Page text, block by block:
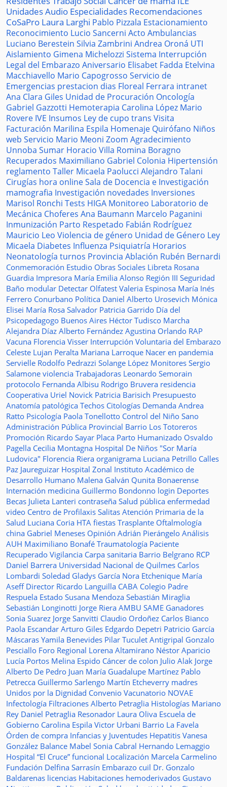
UnidadesAudio Especialidades Recomendaciones
CoSaPro Laura Larghi Pablo Pizzala Estacionamiento
Reconocimiento Lucio Sancerni Acto Ambulancias
Luciano Berestein Silvia Zambrini Andrea Oroná UTI
Aislamiento Gimena Michelozzi Sistema Interrupción
Legal del Embarazo Aniversario Elisabet Fadda Etelvina
Macchiavello Mario Capogrosso Servicio de
Emergencias prestacion dias Floreal Ferrara intranet
Ana Clara Giles Unidad de Procuración Oncología
Gabriel Gazzotti Hemoterapia Carolina López Mario
Rovere IVE Insumos Ley de cupo trans Visita
Facturación Marilina Espila Homenaje Quirófano Niños
web Servicio Mario Meoni Zoom Agradecimiento
Unnoba Sumar Horacio Villa Romina Boragno
Recuperados Maximiliano Gabriel Colonia Hipertensión
reglamento Taller Micaela Paolucci Alejandro Talani
Cirugías hora onlineSala de Docencia e Investigación
mamografia Investigación novedades Inversiones
Marisol Ronchi Tests HIGA Monitoreo Laboratorio de
Mecánica Choferes Ana Baumann Marcelo Paganini
Inmunización Parto Respetado Fabián Rodríguez
Mauricio Leo Violencia de género Unidad de Género Ley
Micaela Diabetes Influenza Psiquiatría Horarios
Neonatología turnos Provincia Ablación Rubén Bernardi
Conmemoración Estudio Obras Sociales Libreta Rosana
Guardia Impresora María Emilia Alonso Región III Seguridad
Baño modular Detectar Olfatest Valeria Espinosa María Inés
Ferrero Conurbano Política Daniel Alberto Urosevich Mónica
Elisei María Rosa Salvador Patricia Garrido Día del
Psicopedagogo Buenos Aires Héctor Tudisco Marcha
Alejandra Díaz Alberto Fernández Agustina Orlando RAP
Vacuna Florencia Visser Interrupción Voluntaria del Embarazo
Celeste Lujan Peralta Mariana Larroque Nacer en pandemia
Servielle Rodolfo Pedrazzi Solange López Monitores Sergio
Salamone violencia Trabajadoras Leonardo Semorain
protocolo Fernanda Albisu Rodrigo Bruvera residencia
Cooperativa Uriel Novick Patricia Barisich Presupuesto
Anatomía patológica Techos Citologías Demanda Andrea
Ratto Psicología Paola Tonellotto Control del Niño Sano
Administración Pública Provincial Barrio Los Totoreros
Promoción Ricardo Sayar Placa Parto Humanizado Osvaldo
Pagella Cecilia Montagna Hospital De Niños "Sor María
Ludovica" Florencia Riera organigrama Luciana Petrillo Calles
Paz Jaureguizar Hospital Zonal Instituto Académico de
Desarrollo Humano Malena Galván Qunita Bonaerense
Internación medicina Guillermo Bondonno login Deportes
Becas Julieta Lanteri contraseña Salud pública enfermedad
video Centro de Profilaxis Salitas Atención Primaria de la
Salud Luciana Coria HTA fiestas Trasplante Oftalmología
china Gabriel Meneses Opinión Adrián Pierángelo Análisis
AUH Maximiliano Bonafé Traumatología Paciente
Recuperado Vigilancia Carpa sanitaria Barrio Belgrano RCP
Daniel Barrera Universidad Nacional de Quilmes Carlos
Lombardi Soledad Gladys García Nora Etchenique María
Aseff Director Ricardo Languilla CABA Colegio Padre
Respuela Estado Susana Mendoza Sebastián Miraglia
Sebastián Longinotti Jorge Riera AMBU SAME Ganadores
Sonia Suarez Jorge Sanvitti Claudio Ordoñez Carlos Bianco
Paola Escandar Arturo Giles Edgardo Depetri Patricio García
Máscaras Yamila Benevides Pilar Tuculet Antigripal Gonzalo
Pesciallo Foro Regional Lorena Altamirano Néstor Aparicio
Lucía Portos Melina Espido Cáncer de colon Julio Alak Jorge
Alberto De Pedro Juan María Guadalupe Martínez Pablo
Petrecca Guillermo Sarlengo Martín Etcheverry madres
Unidos por la Dignidad Convenio Vacunatorio NOVAE
Infectología Filtraciones Alberto Petraglia Histologías Mariano
Rey Daniel Petraglia Resonador Laura Oliva Escuela de
Gobierno Carolina Espila Victor Urbani Barrio La Favela
Órden de compra Infancias y Juventudes Hepatitis Vanesa
González Balance Mabel Sonia Cabral Hernando Lemaggio
Hospital “El Cruce” funcional Localización Marcela Carmelino
Fundación Delfina Sarrasín Embarazo cuil Dr. Gonzalo
Baldarenas licencias Habitaciones hemoderivados Gustavo